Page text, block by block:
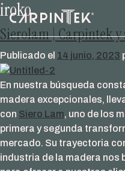
Saltar
contenido
iroko
Sierolam | Carpintek y
Publicado el 14 junio, 2023
En nuestra búsqueda
madera excepcionales,
con Siero Lam, uno de los
primera y segunda
mercado. Su trayectoria
industria de la madera nos